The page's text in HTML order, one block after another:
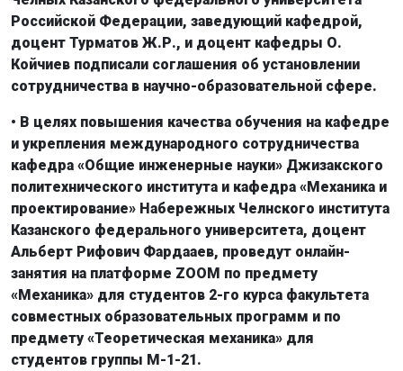
Российской Федерации, заведующий кафедрой,
доцент Турматов Ж.Р., и доцент кафедры О.
Койчиев подписали соглашения об установлении
сотрудничества в научно-образовательной сфере.
• В целях повышения качества обучения на кафедре
и укрепления международного сотрудничества
кафедра «Общие инженерные науки» Джизакского
политехнического института и кафедра «Механика и
проектирование» Набережных Челнского института
Казанского федерального университета, доцент
Альберт Рифович Фардааев, проведут онлайн-
занятия на платформе ZOOM по предмету
«Механика» для студентов 2-го курса факультета
совместных образовательных программ и по
предмету «Теоретическая механика» для
студентов группы М-1-21.